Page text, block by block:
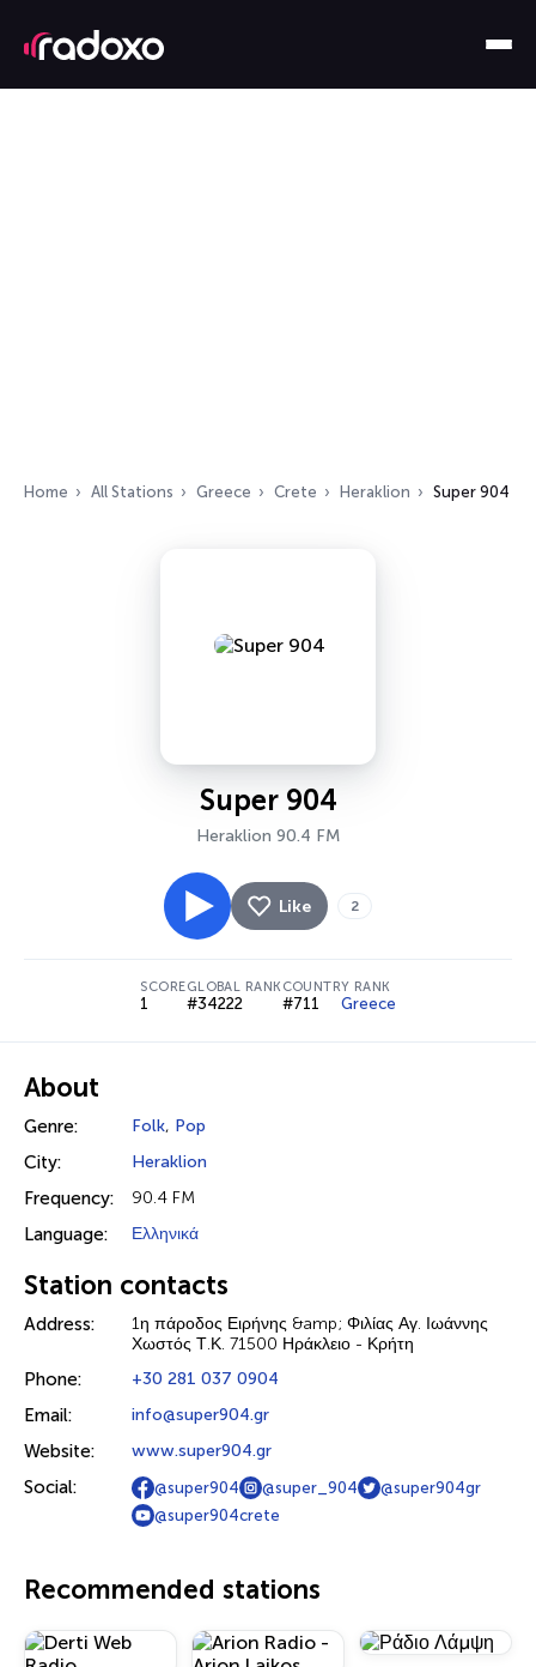
Home All Stations Greece Crete Heraklion Super 904
Super 904
Heraklion 90.4 FM
Like 2
SCORE
1
GLOBAL RANK
#34222
COUNTRY RANK
#711 Greece
About
Genre: Folk, Pop
City: Heraklion
Frequency: 90.4 FM
Language: Ελληνικά
Station contacts
Address:
1η πάροδος Ειρήνης &amp; Φιλίας Αγ. Ιωάννης
Χωστός Τ.Κ. 71500 Ηράκλειο - Κρήτη
Phone: +30 281 037 0904
Email: info@super904.gr
Website: www.super904.gr
Social: @super904 @super_904
@super904gr
@super904crete
Recommended stations